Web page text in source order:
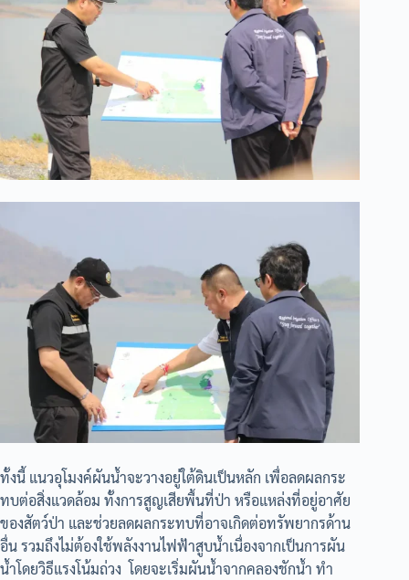
ทั้งนี้ แนวอุโมงค์ผันน้ำจะวางอยู่ใต้ดินเป็นหลัก เพื่อลดผลกระ
ทบต่อสิ่งแวดล้อม ทั้งการสูญเสียพื้นที่ป่า หรือแหล่งที่อยู่อาศัย
ของสัตว์ป่า และช่วยลดผลกระทบที่อาจเกิดต่อทรัพยากรด้าน
อื่น รวมถึงไม่ต้องใช้พลังงานไฟฟ้าสูบน้ำเนื่องจากเป็นการผัน
น้ำโดยวิธีแรงโน้มถ่วง โดยจะเริ่มผันน้ำจากคลองชักน้ำ ทำ